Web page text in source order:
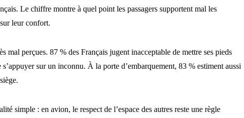
Le chiffre montre à quel point les passagers supportent mal les
leur confort.
mal perçues. 87 % des Français jugent inacceptable de mettre ses pieds
s’appuyer sur un inconnu. À la porte d’embarquement, 83 % estiment aussi
simple : en avion, le respect de l’espace des autres reste une règle